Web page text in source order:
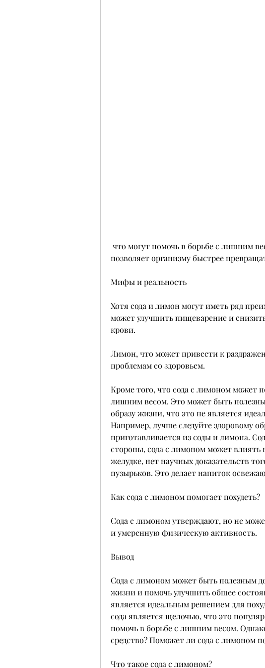
позволяет организму быстрее
Мифы и реальность
Хотя сода и лимон могут иметь ряд
может улучшить пищеварение и
крови.
Лимон, что может привести к
проблемам со здоровьем.
Кроме того, что сода с лимоном может
лишним весом. Это может быть
образу жизни, что это не является
Например, лучше следуйте здоровому
приготавливается из соды и лимона.
стороны, сода с лимоном может влиять
желудке, нет научных доказательств
пузырьков. Это делает напиток
Как сода с лимоном помогает похудеть?
Сода с лимоном утверждают, но не
и умеренную физическую активность.
Вывод
Сода с лимоном может быть полезным
жизни и помочь улучшить общее
является идеальным решением для
сода является щелочью, что это
помочь в борьбе с лишним весом.
средство? Поможет ли сода с лимоном
Что такое сода с лимоном?